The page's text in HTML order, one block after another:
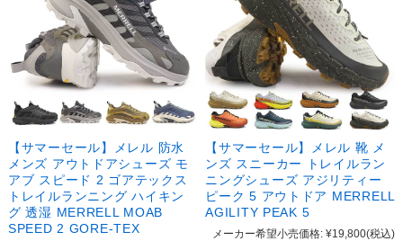
【サマーセール】メレル 防水
メンズ アウトドアシューズ モ
アブ スピード 2 ゴアテックス
トレイルランニング ハイキン
グ 透湿 MERRELL MOAB
SPEED 2 GORE-TEX
【サマーセール】メレル 靴 メ
ンズ スニーカー トレイルラン
ニングシューズ アジリティー
ピーク 5 アウトドア MERRELL
AGILITY PEAK 5
メーカー希望小売価格: ¥19,800(税込)